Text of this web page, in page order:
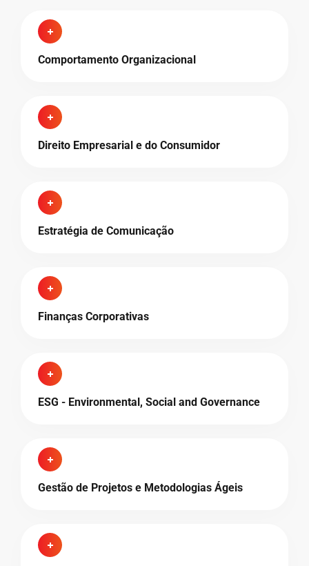
Comportamento Organizacional
Direito Empresarial e do Consumidor
Estratégia de Comunicação
Finanças Corporativas
ESG - Environmental, Social and Governance
Gestão de Projetos e Metodologias Ágeis